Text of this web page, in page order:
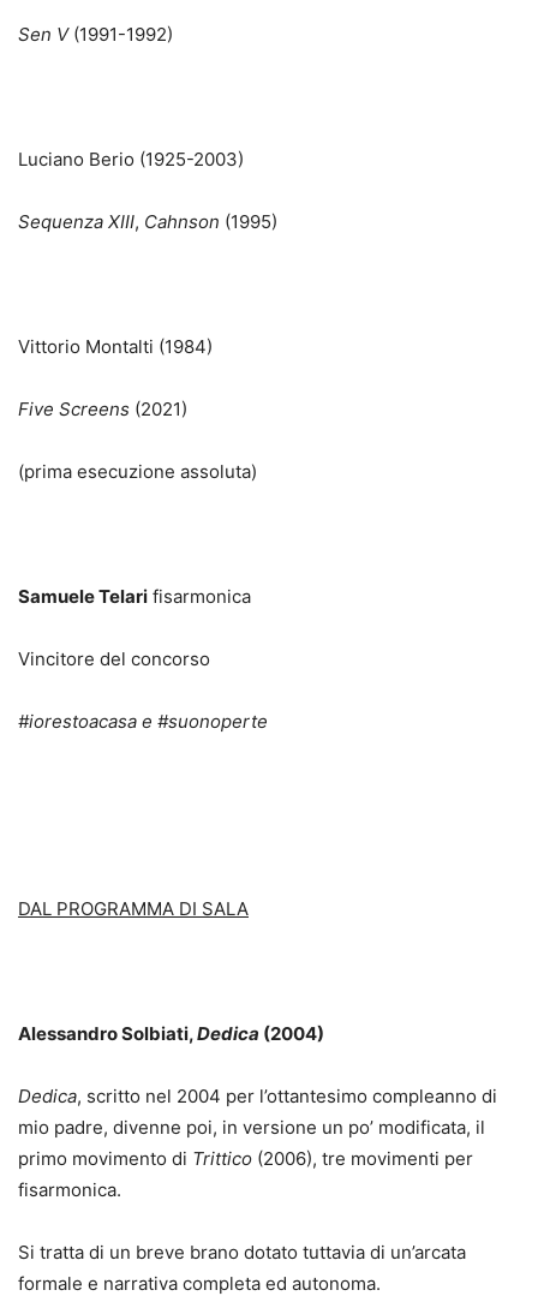
Sen V(1991-1992)
Luciano Berio (1925-2003)
Sequenza XIII, Cahnson (1995)
Vittorio Montalti (1984)
Five Screens (2021)
(prima esecuzione assoluta)
Samuele Telari fisarmonica
Vincitore del concorso
#iorestoacasa e #suonoperte
DAL PROGRAMMA DI SALA
Alessandro Solbiati,Dedica (2004)
Dedica, scritto nel 2004 per l’ottantesimo compleanno di
mio padre, divenne poi, in versione un po’ modificata, il
primo movimento di Trittico (2006), tre movimenti per
fisarmonica.
Si tratta di un breve brano dotato tuttavia di un’arcata
formale e narrativa completa ed autonoma.